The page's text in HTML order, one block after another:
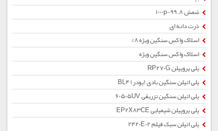
شمش 1000p-99.8
ذرت دانه ای
اسلاک واکس سنگین ویژه 8%
اسلاک واکس سنگین ویژه
پلی پروپیلن RP270G
پلی اتیلن سنگین بادی (پودر) BL4
پلی اتیلن سنگین تزریقی 60505UV
پلی پروپیلن شیمیایی EP2X83CE
پلی اتیلن سبک فیلم 2420E02